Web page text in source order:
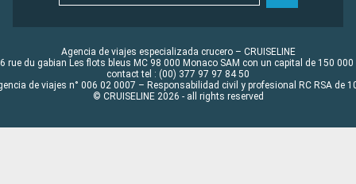
Agencia de viajes especializada crucero – CRUISELINE
rue du gabian Les flots bleus MC 98 000 Monaco SAM con un capital de 150 000
contact tel : (00) 377 97 97 84 50
de viajes n° 006 02 0007 – Responsabilidad civil y profesional RC RSA de
© CRUISELINE 2026 - all rights reserved